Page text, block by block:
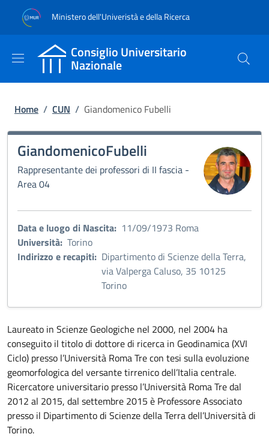
al contenuto principale
to footer content
Ministero dell'Univeristà e della Ricerca
Consiglio Universitario
Nazionale
Briciole di pane
Home / CUN / Giandomenico Fubelli
GiandomenicoFubelli
Rappresentante dei professori di II fascia -
Area 04
Immagine:
Data e luogo di Nascita: 11/09/1973 Roma
Università: Torino
Indirizzo e recapiti: Dipartimento di Scienze della Terra,
via Valperga Caluso, 35 10125
Torino
Laureato in Scienze Geologiche nel 2000, nel 2004 ha
conseguito il titolo di dottore di ricerca in Geodinamica (XVI
Ciclo) presso l’Università Roma Tre con tesi sulla evoluzione
geomorfologica del versante tirrenico dell’Italia centrale.
Ricercatore universitario presso l’Università Roma Tre dal
2012 al 2015, dal settembre 2015 è Professore Associato
presso il Dipartimento di Scienze della Terra dell’Università di
Torino.